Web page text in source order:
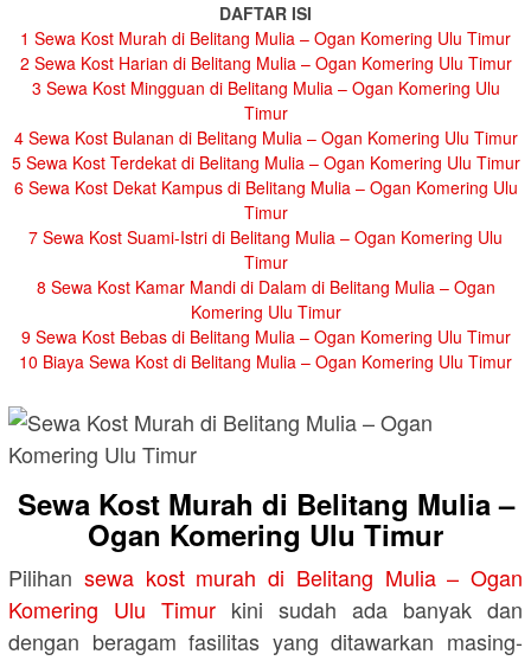
DAFTAR ISI
1 Sewa Kost Murah di Belitang Mulia – Ogan Komering Ulu Timur
2 Sewa Kost Harian di Belitang Mulia – Ogan Komering Ulu Timur
3 Sewa Kost Mingguan di Belitang Mulia – Ogan Komering Ulu
Timur
4 Sewa Kost Bulanan di Belitang Mulia – Ogan Komering Ulu Timur
5 Sewa Kost Terdekat di Belitang Mulia – Ogan Komering Ulu Timur
6 Sewa Kost Dekat Kampus di Belitang Mulia – Ogan Komering Ulu
Timur
7 Sewa Kost Suami-Istri di Belitang Mulia – Ogan Komering Ulu
Timur
8 Sewa Kost Kamar Mandi di Dalam di Belitang Mulia – Ogan
Komering Ulu Timur
9 Sewa Kost Bebas di Belitang Mulia – Ogan Komering Ulu Timur
10 Biaya Sewa Kost di Belitang Mulia – Ogan Komering Ulu Timur
Sewa Kost Murah di Belitang Mulia –
Ogan Komering Ulu Timur
Pilihan sewa kost murah di Belitang Mulia – Ogan
Komering Ulu Timur kini sudah ada banyak dan
dengan beragam fasilitas yang ditawarkan masing-